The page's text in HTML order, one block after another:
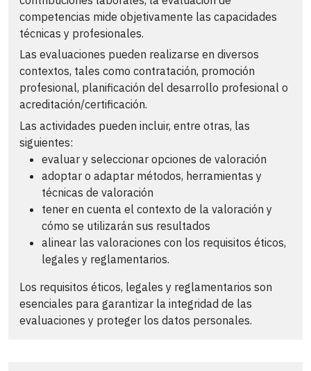
competencias mide objetivamente las capacidades
técnicas y profesionales.
Las evaluaciones pueden realizarse en diversos
contextos, tales como contratación, promoción
profesional, planificación del desarrollo profesional o
acreditación/certificación.
Las actividades pueden incluir, entre otras, las
siguientes:
evaluar y seleccionar opciones de valoración
adoptar o adaptar métodos, herramientas y
técnicas de valoración
tener en cuenta el contexto de la valoración y
cómo se utilizarán sus resultados
alinear las valoraciones con los requisitos éticos,
legales y reglamentarios.
Los requisitos éticos, legales y reglamentarios son
esenciales para garantizar la integridad de las
evaluaciones y proteger los datos personales.